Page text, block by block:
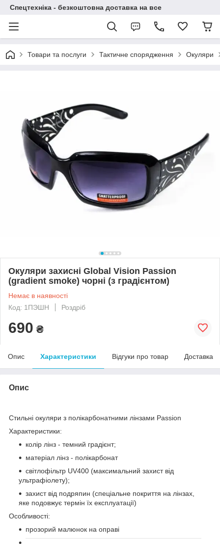
Спецтехніка - безкоштовна доставка на все
Товари та послуги Тактичне спорядження Окуляри
Окуляри захисні Global Vision Passion
(gradient smoke) чорні (з градієнтом)
Немає в наявності
Код: 1ПЭШН
Роздріб
690 ₴
Опис Характеристики Відгуки про товар Доставка
Опис
Стильні окуляри з полікарбонатними лінзами Passion
Характеристики:
колір лінз - темний градієнт;
матеріал лінз - полікарбонат
світлофільтр UV400 (максимальний захист від
ультрафіолету);
захист від подряпин (спеціальне покриття на лінзах,
яке подовжує термін їх експлуатації)
Особливості:
прозорий малюнок на оправі